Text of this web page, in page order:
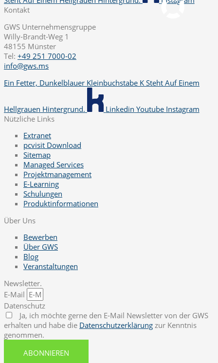
Kontakt
GWS Unternehmensgruppe
Willy-Brandt-Weg 1
48155 Münster
Tel: +49 251 7000-02
info@gws.ms
Ein Fetter, Dunkelblauer Kleinbuchstabe K Steht Auf Einem
Hellgrauen Hintergrund. Linkedin Youtube Instagram
Nützliche Links
Extranet
pcvisit Download
Sitemap
Managed Services
Projektmanagement
E-Learning
Schulungen
Produktinformationen
Über Uns
Bewerben
Über GWS
Blog
Veranstaltungen
Newsletter.
E-Mail
Datenschutz
Ja, ich möchte gerne den E-Mail Newsletter von der GWS
erhalten und habe die Datenschutzerklärung zur Kenntnis
genommen.
ABONNIEREN